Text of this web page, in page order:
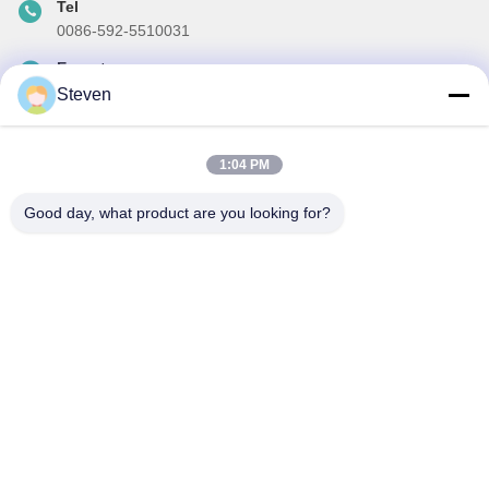
Tel
0086-592-5510031
E-posta
steven@winley-electric.com
İndirimler ve daha fazlası için bültenimize abone olun.
Steven
1:04 PM
Good day, what product are you looking for?